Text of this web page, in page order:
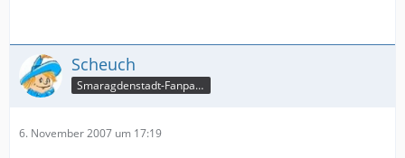
Scheuch
Smaragdenstadt-Fanpage
6. November 2007 um 17:19